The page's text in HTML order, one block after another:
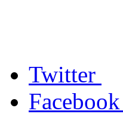
Twitter
Facebook